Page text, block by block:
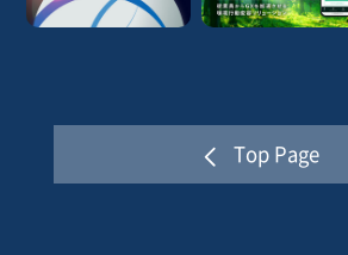
Top Page